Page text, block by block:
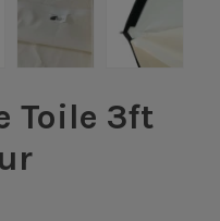
Toile 3ft